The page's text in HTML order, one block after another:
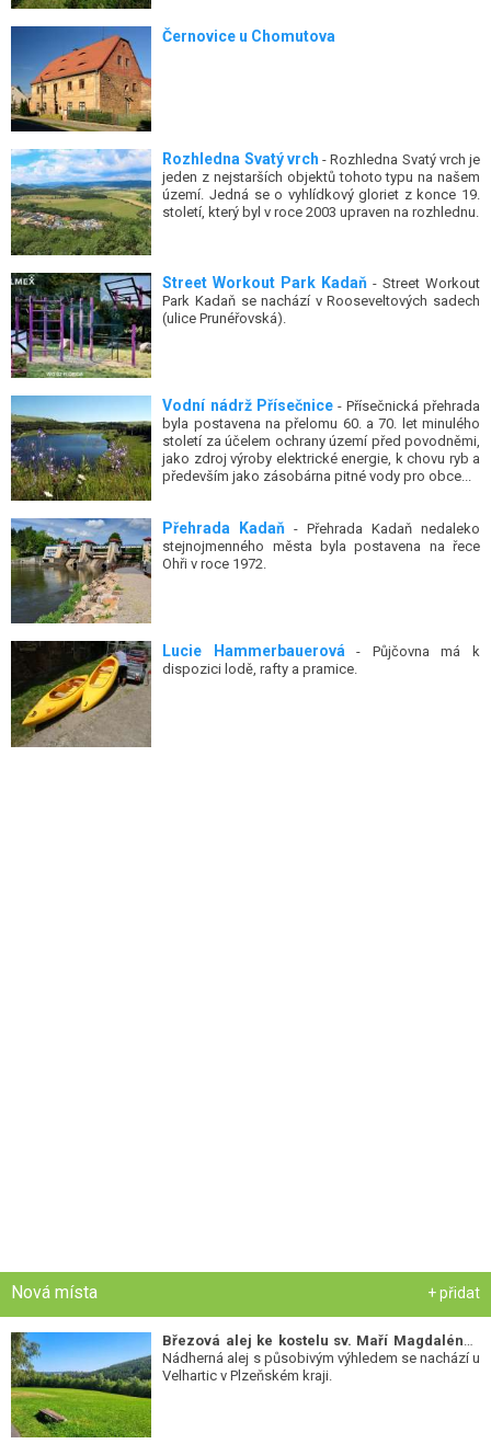
Černovice u Chomutova
Rozhledna Svatý vrch - Rozhledna Svatý vrch je
jeden z nejstarších objektů tohoto typu na našem
území. Jedná se o vyhlídkový gloriet z konce 19.
století, který byl v roce 2003 upraven na rozhlednu.
Street Workout Park Kadaň - Street Workout
Park Kadaň se nachází v Rooseveltových sadech
(ulice Prunéřovská).
Vodní nádrž Přísečnice- Přísečnická přehrada
byla postavena na přelomu 60. a 70. let minulého
století za účelem ochrany území před povodněmi,
jako zdroj výroby elektrické energie, k chovu ryb a
především jako zásobárna pitné vody pro obce...
Přehrada Kadaň - Přehrada Kadaň nedaleko
stejnojmenného města byla postavena na řece
Ohři v roce 1972.
Lucie Hammerbauerová- Půjčovna má k
dispozici lodě, rafty a pramice.
Nová místa + přidat
Nádherná alej s působivým výhledem se nachází u
Velhartic v Plzeňském kraji.